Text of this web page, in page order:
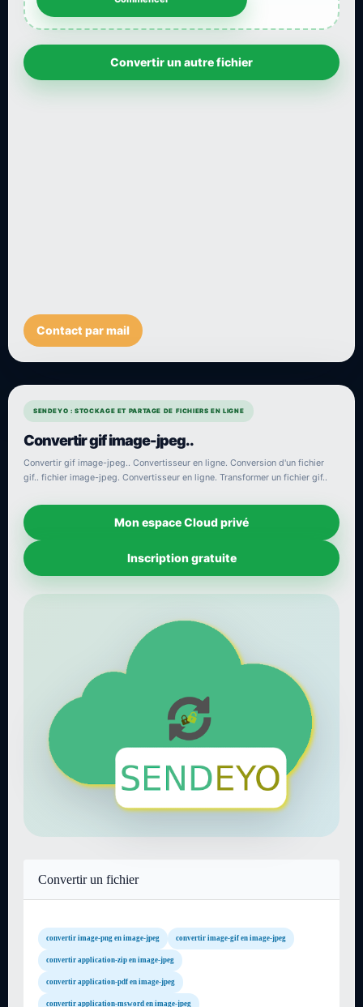
Convertir un autre fichier
Contact par mail
SENDEYO : STOCKAGE ET PARTAGE DE FICHIERS EN LIGNE
Convertir gif image-jpeg..
Convertir gif image-jpeg.. Convertisseur en ligne. Conversion d'un fichier
gif.. fichier image-jpeg. Convertisseur en ligne. Transformer un fichier gif..
Mon espace Cloud privé
Inscription gratuite
Convertir un fichier
convertir image-png en image-jpeg convertir image-gif en image-jpeg
convertir application-zip en image-jpeg
convertir application-pdf en image-jpeg
convertir application-msword en image-jpeg